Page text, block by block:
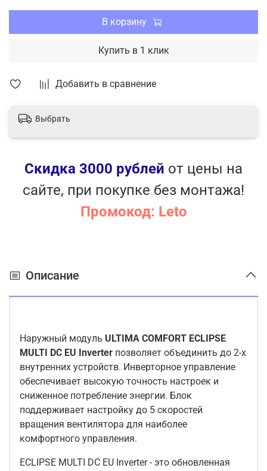
Добавить в сравнение
В корзину
Купить в 1 клик
Выбрать
Скидка 3000 рублей от цены на
сайте, при покупке без монтажа!
Промокод: Leto
Описание
Наружный модуль ULTIMA COMFORT ECLIPSE
MULTI DC EU Inverter позволяет объединить до 2-х
внутренних устройств. Инверторное управление
обеспечивает высокую точность настроек и
сниженное потребление энергии. Блок
поддерживает настройку до 5 скоростей
вращения вентилятора для наиболее
комфортного управления.
ECLIPSE MULTI DC EU Inverter - это обновленная